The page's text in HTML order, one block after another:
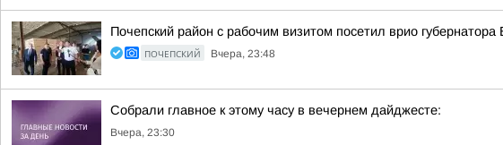
Почепский район с рабочим визитом посетил врио губернатора
ПОЧЕПСКИЙ Вчера, 23:48
Собрали главное к этому часу в вечернем дайджесте:
Вчера, 23:30